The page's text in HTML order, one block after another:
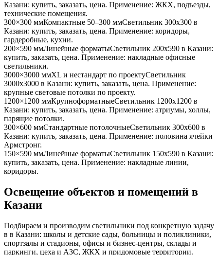
Казани: купить, заказать, цена. Применение: ЖКХ, подъезды,
технические помещения.
300×300 ммКомпактные 50–300 ммСветильник 300x300 в
Казани: купить, заказать, цена. Применение: коридоры,
гардеробные, кухни.
200×590 ммЛинейные форматыСветильник 200x590 в Казани:
купить, заказать, цена. Применение: накладные офисные
светильники.
3000×3000 ммXL и нестандарт по проектуСветильник
3000x3000 в Казани: купить, заказать, цена. Применение:
крупные световые потолки по проекту.
1200×1200 ммКрупноформатныеСветильник 1200x1200 в
Казани: купить, заказать, цена. Применение: атриумы, холлы,
парящие потолки.
300×600 ммСтандартные потолочныеСветильник 300x600 в
Казани: купить, заказать, цена. Применение: половина ячейки
Армстронг.
150×590 ммЛинейные форматыСветильник 150x590 в Казани:
купить, заказать, цена. Применение: накладные линии,
коридоры.
Освещение объектов и помещений в
Казани
Подбираем и производим светильники под конкретную задачу
в в Казани: школы и детские сады, больницы и поликлиники,
спортзалы и стадионы, офисы и бизнес-центры, склады и
паркинги, цеха и АЗС, ЖКХ и придомовые территории.